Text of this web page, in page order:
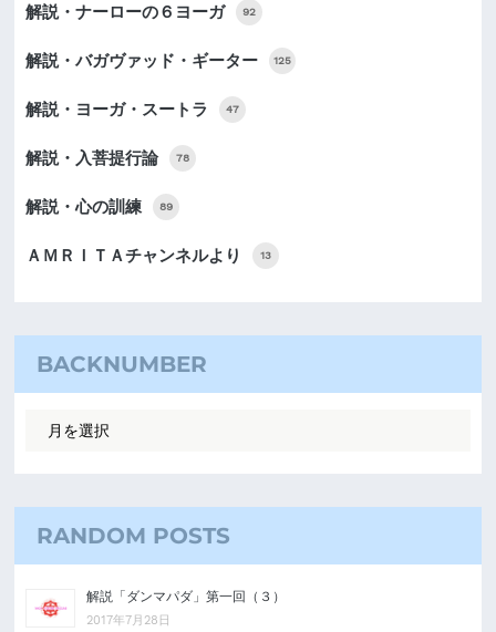
解説・ナーローの６ヨーガ 92
解説・バガヴァッド・ギーター 125
解説・ヨーガ・スートラ 47
解説・入菩提行論 78
解説・心の訓練 89
ＡＭＲＩＴＡチャンネルより 13
BACKNUMBER
RANDOM POSTS
解説「ダンマパダ」第一回（３）
2017年7月28日